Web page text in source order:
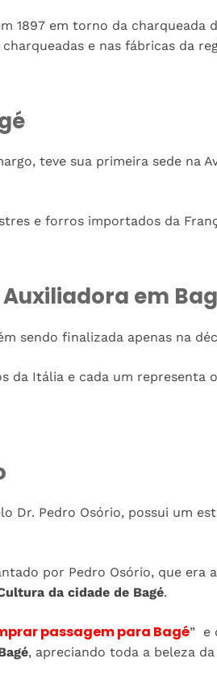
1897 em torno da charqueada
e nas fábricas da
teve sua primeira sede na
e forros importados da
em
sendo finalizada apenas na
da Itália e cada um representa
Dr. Pedro Osório, possui um
por Pedro Osório, que era
da cidade de Bagé.
passagem para Bagé” e
, apreciando toda a beleza